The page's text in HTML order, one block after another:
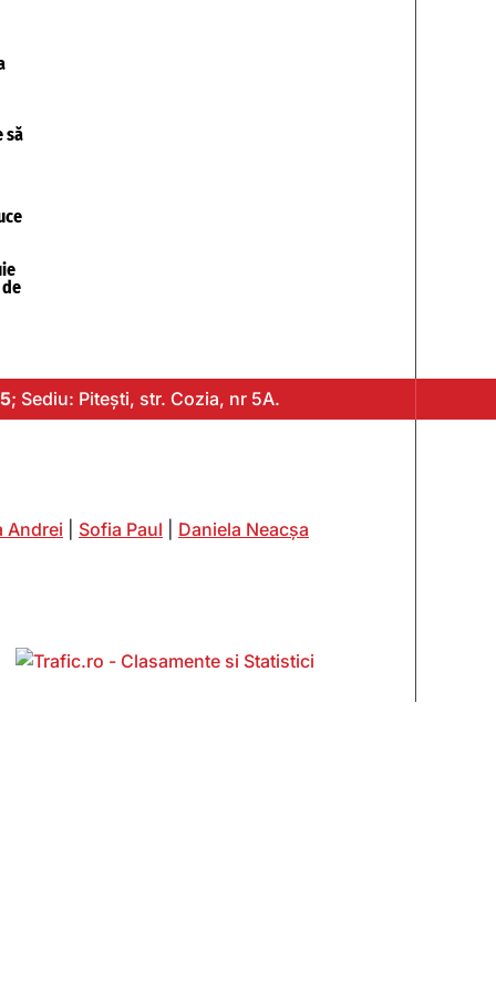
să
; Sediu: Pitești, str. Cozia, nr 5A.
Andrei Sofia Paul
Daniela Neacșa